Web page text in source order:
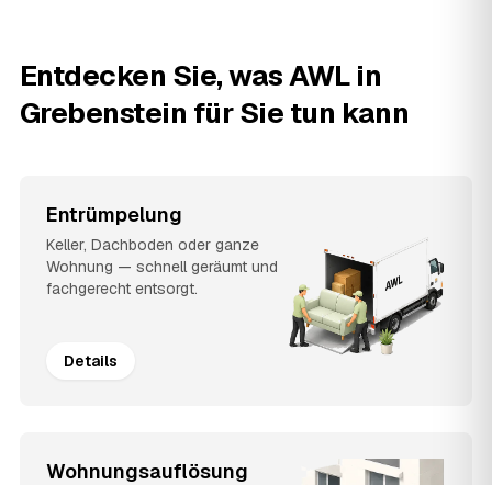
Entdecken Sie, was AWL in
Grebenstein für Sie tun kann
Entrümpelung
Keller, Dachboden oder ganze
Wohnung — schnell geräumt und
fachgerecht entsorgt.
Details
Wohnungsauflösung